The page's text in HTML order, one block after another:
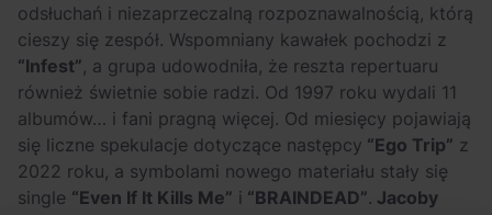
odsłuchań i niezaprzeczalną rozpoznawalnością, którą
cieszy się zespół. Wspomniany kawałek pochodzi z
“Infest” , a grupa udowodniła, że reszta repertuaru
również świetnie sobie radzi. Od 1997 roku wydali 11
albumów… i fani pragną więcej. Od miesięcy pojawiają
się liczne spekulacje dotyczące następcy “Ego Trip” z
2022 roku, a symbolami nowego materiału stały się
single “Even If It Kills Me” i “BRAINDEAD”. Jacoby